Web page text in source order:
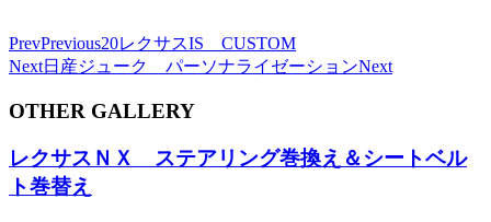
PrevPrevious20レクサスIS CUSTOM
Next日産ジューク パーソナライゼーションNext
OTHER GALLERY
レクサスＮＸ ステアリング巻換え＆シートベル
ト巻替え